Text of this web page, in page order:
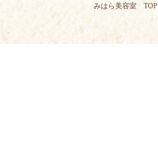
みはら美容室 TOP